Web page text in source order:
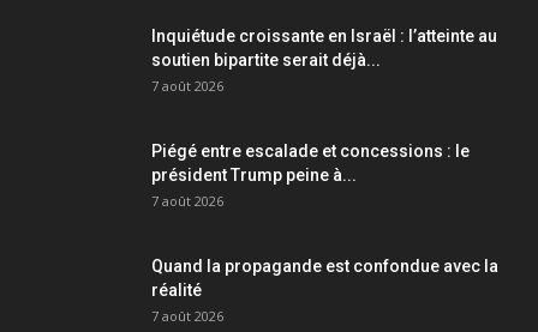
Inquiétude croissante en Israël : l’atteinte au
soutien bipartite serait déjà...
7 août 2026
Piégé entre escalade et concessions : le
président Trump peine à...
7 août 2026
Quand la propagande est confondue avec la
réalité
7 août 2026